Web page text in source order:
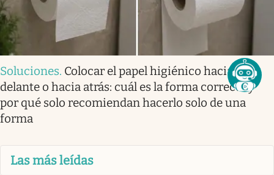
Soluciones. Colocar el papel higiénico hacia
delante o hacia atrás: cuál es la forma correcta y
por qué solo recomiendan hacerlo solo de una
forma
Las más leídas